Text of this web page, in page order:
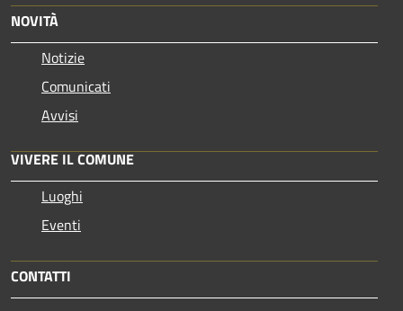
NOVITÀ
Notizie
Comunicati
Avvisi
VIVERE IL COMUNE
Luoghi
Eventi
CONTATTI